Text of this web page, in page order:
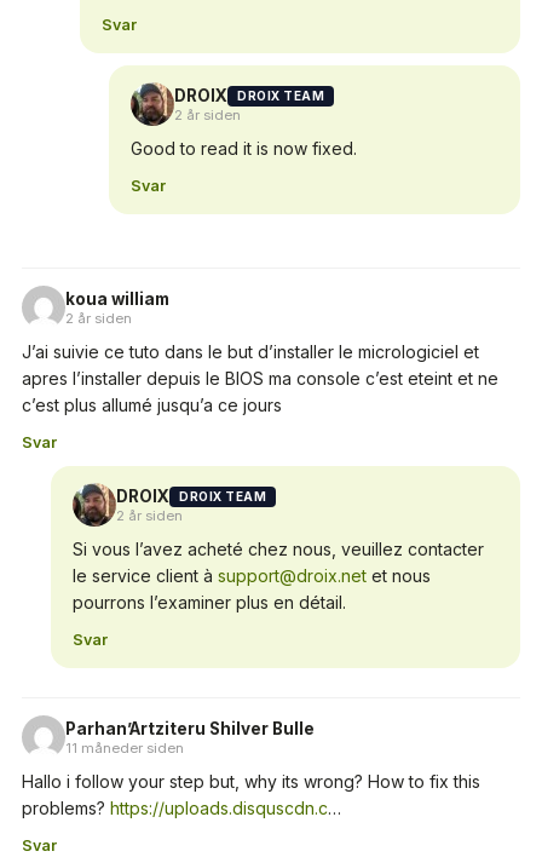
Svar
DROIX DROIX TEAM
2 år siden
Good to read it is now fixed.
Svar
koua william
2 år siden
J’ai suivie ce tuto dans le but d’installer le micrologiciel et
apres l’installer depuis le BIOS ma console c’est eteint et ne
c’est plus allumé jusqu’a ce jours
Svar
DROIX DROIX TEAM
2 år siden
Si vous l’avez acheté chez nous, veuillez contacter
le service client à support@droix.net et nous
pourrons l’examiner plus en détail.
Svar
Parhan’Artziteru Shilver Bulle
11 måneder siden
Hallo i follow your step but, why its wrong? How to fix this
problems? https://uploads.disquscdn.c…
Svar